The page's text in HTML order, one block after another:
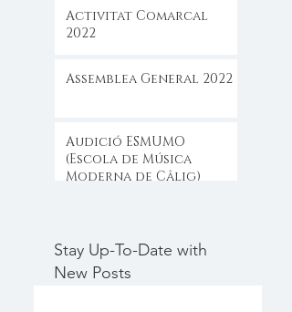
Activitat Comarcal
2022
Assemblea General 2022
Audició ESMUMO
(Escola de Música
Moderna de Câlig)
Stay Up-To-Date with
New Posts